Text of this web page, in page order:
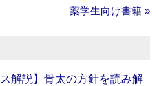
薬学生向け書籍 »
解説】骨太の方針を読み解